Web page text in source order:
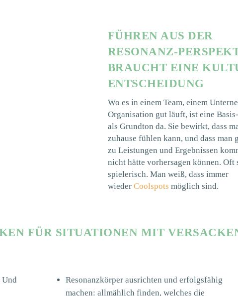
FÜHREN AUS DER
RESONANZ-
BRAUCHT EINE
ENTSCHEIDUNG
Wo es in einem Team, einem
Organisation gut läuft, ist eine
als Grundton da. Sie bewirkt, dass
zuhause fühlen kann, und dass man
zu Leistungen und Ergebnissen
nicht hätte vorhersagen können. Oft
spielerisch. Man weiß, dass immer
wieder Coolspots möglich sind.
FÜR SITUATIONEN MIT
Und
Resonanzkörper ausrichten und erfolgsfähig
machen: allmählich finden, welches die